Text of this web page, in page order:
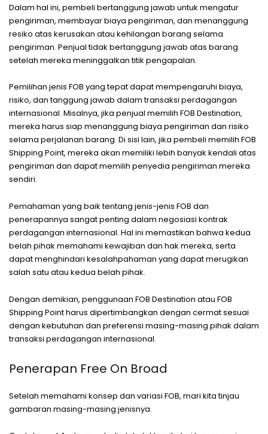
Dalam hal ini, pembeli bertanggung jawab untuk mengatur
pengiriman, membayar biaya pengiriman, dan menanggung
resiko atas kerusakan atau kehilangan barang selama
pengiriman. Penjual tidak bertanggung jawab atas barang
setelah mereka meninggalkan titik pengapalan.
Pemilihan jenis FOB yang tepat dapat mempengaruhi biaya,
risiko, dan tanggung jawab dalam transaksi perdagangan
internasional. Misalnya, jika penjual memilih FOB Destination,
mereka harus siap menanggung biaya pengiriman dan risiko
selama perjalanan barang. Di sisi lain, jika pembeli memilih FOB
Shipping Point, mereka akan memiliki lebih banyak kendali atas
pengiriman dan dapat memilih penyedia pengiriman mereka
sendiri.
Pemahaman yang baik tentang jenis-jenis FOB dan
penerapannya sangat penting dalam negosiasi kontrak
perdagangan internasional. Hal ini memastikan bahwa kedua
belah pihak memahami kewajiban dan hak mereka, serta
dapat menghindari kesalahpahaman yang dapat merugikan
salah satu atau kedua belah pihak.
Dengan demikian, penggunaan FOB Destination atau FOB
Shipping Point harus dipertimbangkan dengan cermat sesuai
dengan kebutuhan dan preferensi masing-masing pihak dalam
transaksi perdagangan internasional.
Penerapan Free On Broad
Setelah memahami konsep dan variasi FOB, mari kita tinjau
gambaran masing-masing jenisnya.